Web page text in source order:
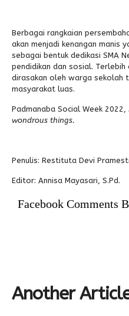
Berbagai rangkaian
akan menjadi kenangan manis
sebagai bentuk dedikasi SMA
pendidikan dan sosial.
dirasakan oleh warga sekolah
masyarakat luas.
Padmanaba Social Week 2022,
wondrous things.
Penulis: Restituta Devi
Editor: Annisa Mayasari, S.Pd.
Facebook Comments
Another